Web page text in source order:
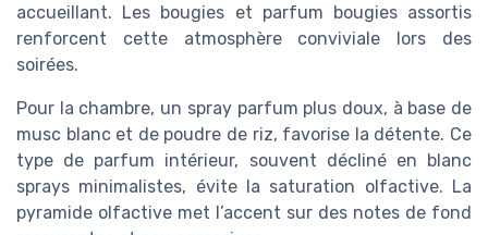
accueillant. Les bougies et parfum bougies assortis
renforcent cette atmosphère conviviale lors des
soirées.
Pour la chambre, un spray parfum plus doux, à base de
musc blanc et de poudre de riz, favorise la détente. Ce
type de parfum intérieur, souvent décliné en blanc
sprays minimalistes, évite la saturation olfactive. La
pyramide olfactive met l’accent sur des notes de fond